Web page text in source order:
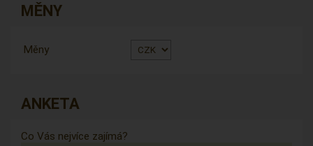
MĚNY
Měny
ANKETA
Co Vás nejvíce zajímá?